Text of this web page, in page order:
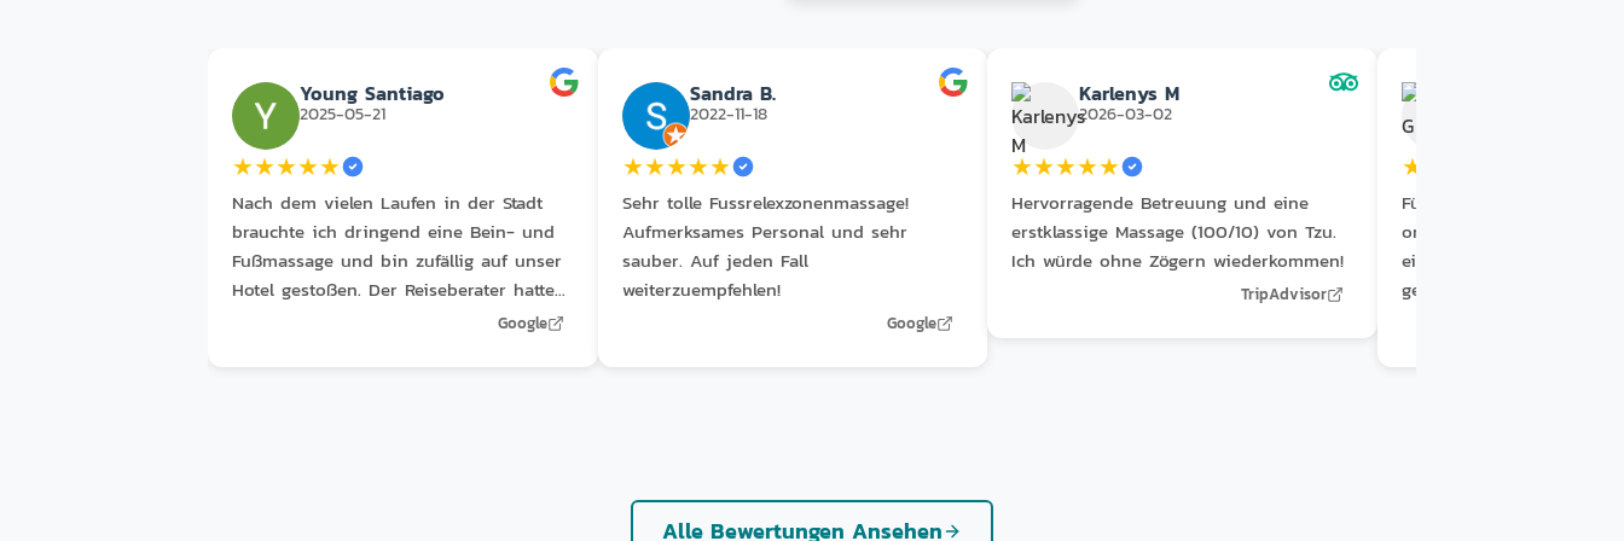
Young Santiago
2025-05-21
★★★★★
Nach dem vielen Laufen in der Stadt
brauchte ich dringend eine Bein- und
Fußmassage und bin zufällig auf unser
Hotel gestoßen. Der Reiseberater hatte
es super bewertet, also haben wir es
Google
Sandra B.
2022-11-18
★★★★★
Sehr tolle Fussrelexzonenmassage!
Aufmerksames Personal und sehr
sauber. Auf jeden Fall
weiterzuempfehlen!
Google
Karlenys M
2026-03-02
★★★★★
Hervorragende Betreuung und eine
erstklassige Massage (100/10) von Tzu.
Ich würde ohne Zögern wiederkommen!
TripAdvisor
★
Für einen Tages-Spa-
ordentliches Erlebnis. Ich
einen gleichmäßigeren
gewünscht. Die
Alle Bewertungen Ansehen